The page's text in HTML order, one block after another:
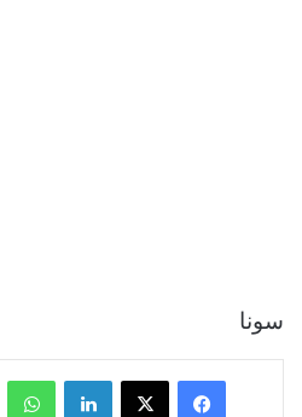
سونا
فيسبوك ‫X لينكدإن